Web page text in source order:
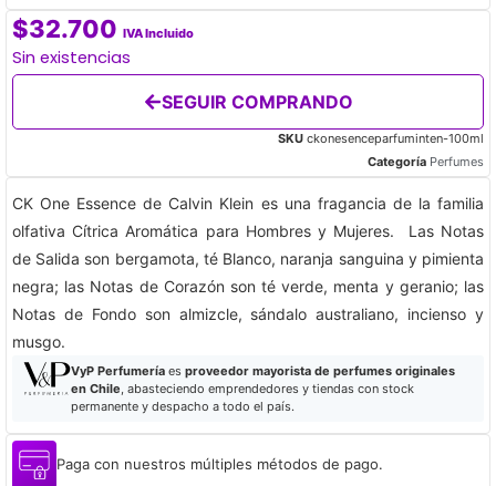
$32.700 IVA Incluido
Sin existencias
SEGUIR COMPRANDO
SKU ckonesenceparfuminten-100ml
Categoría Perfumes
CK One Essence de Calvin Klein es una fragancia de la familia
olfativa Cítrica Aromática para Hombres y Mujeres. Las Notas
de Salida son bergamota, té Blanco, naranja sanguina y pimienta
negra; las Notas de Corazón son té verde, menta y geranio; las
Notas de Fondo son almizcle, sándalo australiano, incienso y
musgo.
VyP Perfumeríaes proveedor mayorista de perfumes originales
en Chile, abasteciendo emprendedores y tiendas con stock
permanente y despacho a todo el país.
Paga con nuestros múltiples métodos de pago.